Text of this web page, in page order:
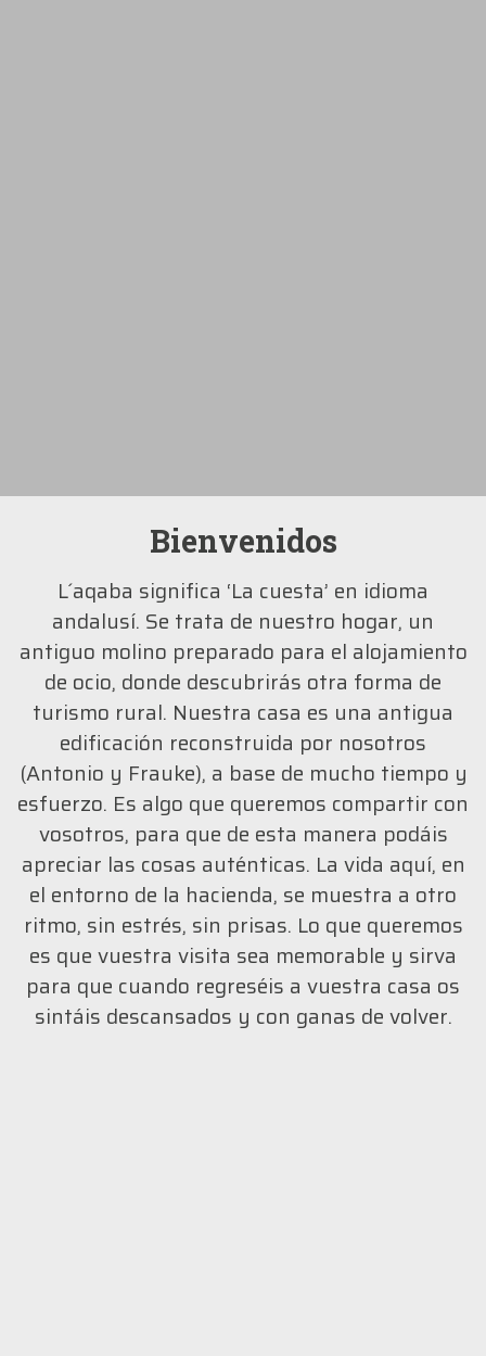
Bienvenidos
L´aqaba significa ‘La cuesta’ en idioma
andalusí. Se trata de nuestro hogar, un
antiguo molino preparado para el alojamiento
de ocio, donde descubrirás otra forma de
turismo rural. Nuestra casa es una antigua
edificación reconstruida por nosotros
(Antonio y Frauke), a base de mucho tiempo y
esfuerzo. Es algo que queremos compartir con
vosotros, para que de esta manera podáis
apreciar las cosas auténticas. La vida aquí, en
el entorno de la hacienda, se muestra a otro
ritmo, sin estrés, sin prisas. Lo que queremos
es que vuestra visita sea memorable y sirva
para que cuando regreséis a vuestra casa os
sintáis descansados y con ganas de volver.